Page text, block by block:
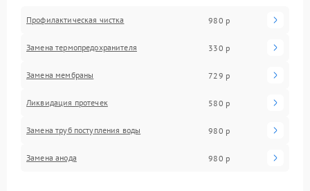
Профилактическая чистка 980 р
Замена термопредохранителя 330 р
Замена мембраны 729 р
Ликвидация протечек 580 р
Замена труб поступления воды 980 р
Замена анода 980 р